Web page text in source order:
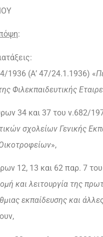
:
1936 (Α’ 47/24.1.1936) «
Φιλεκπαιδευτικής
34 και 37 του ν.682/
σχολείων Γενικής
»,
12, 13 και 62 παρ. 7
και λειτουργία της
εκπαίδευσης και